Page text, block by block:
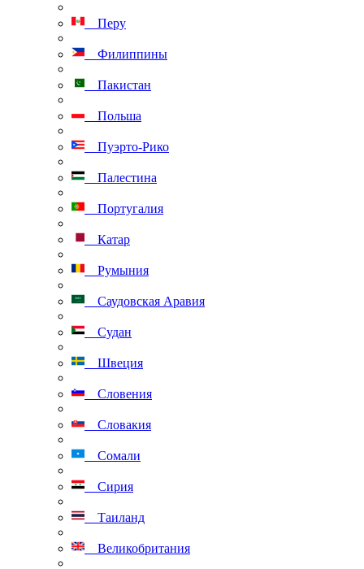
Перу
Филиппины
Пакистан
Польша
Пуэрто-Рико
Палестина
Португалия
Катар
Румыния
Саудовская Аравия
Судан
Швеция
Словения
Словакия
Сомали
Сирия
Таиланд
Великобритания